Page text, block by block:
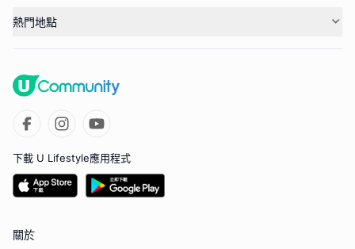
熱門地點
下載 U Lifestyle應用程式
關於